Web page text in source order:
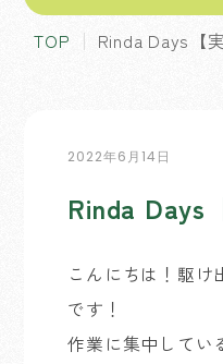
TOP Rinda Days【
2022年6月14日
Rinda Days
こんにちは！駆け
です！
作業に集中してい